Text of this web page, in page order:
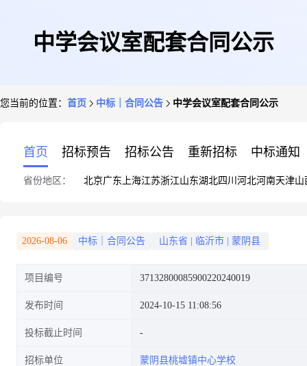
中学会议室配套合同公示
您当前的位置： 首页 中标｜合同公告 中学会议室配套合同公示
首页 招标预告 招标公告 重新招标 中标通知
省份地区： 北京广东 上海江苏浙江山东湖北四川 河北河南天津山
2026-08-06 中标｜合同公告 山东省 临沂市 蒙阴县
项目编号 37132800085900220240019
发布时间 2024-10-15 11:08:56
投标截止时间
招标单位 蒙阴县桃墟镇中心学校